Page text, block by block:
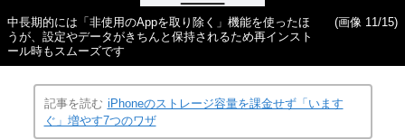
中長期的には「非使用のAppを取り除く」機能を使ったほ
うが、設定やデータがきちんと保持されるため再インスト
ール時もスムーズです
(画像 11/15)
記事を読む iPhoneのストレージ容量を課金せず「います
ぐ」増やす7つのワザ